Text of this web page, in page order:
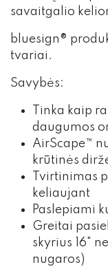
savaitgalio
bluesign®
tvariai.
Savybės:
Tinka kaip
daugumos
AirScape™
krūtinės
Tvirtinimas
keliaujant
Paslepiami
Greitai
skyrius 16"
nugaros)